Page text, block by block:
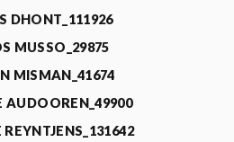
DHONT_111926
MUSSO_29875
MISMAN_41674
AUDOOREN_49900